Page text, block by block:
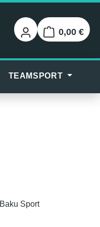
0,00 €
TEAMSPORT
Baku Sport